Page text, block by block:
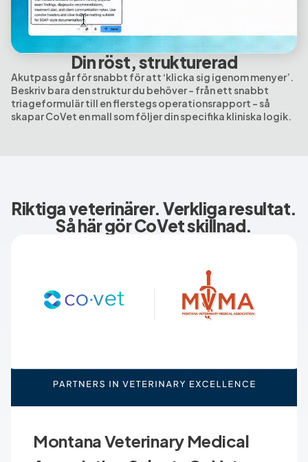
Din röst, strukturerad
Akutpass går för snabbt för att ‘klicka sig igenom menyer’.
Beskriv bara den struktur du behöver – från ett snabbt
triageformulär till en flerstegs operationsrapport – så
skapar CoVet en mall som följer din specifika kliniska logik.
Riktiga veterinärer. Verkliga resultat.
Så här gör CoVet skillnad.
Montana Veterinary Medical